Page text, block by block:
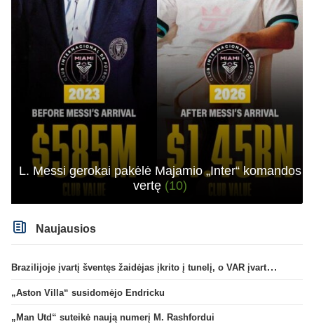
L. Messi gerokai pakėlė Majamio „Inter“ komandos
vertę (10)
Naujausios
Brazilijoje įvartį šventęs žaidėjas įkrito į tunelį, o VAR įvartį atšaukė
„Aston Villa“ susidomėjo Endricku
„Man Utd“ suteikė naują numerį M. Rashfordui